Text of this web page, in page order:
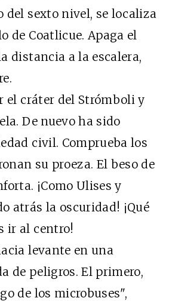
del sexto nivel, se localiza
de Coatlicue. Apaga el
distancia a la escalera,
cráter del Strómboli y
De nuevo ha sido
civil. Comprueba los
su proeza. El beso de
¡Como Ulises y
atrás la oscuridad! ¡Qué
ir al centro!
levante en una
de peligros. El primero,
de los microbuses",